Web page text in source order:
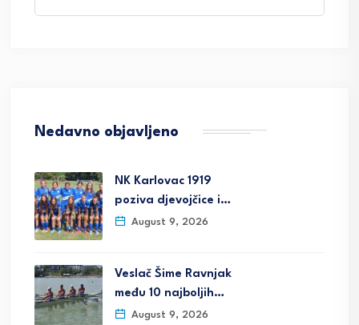
Nedavno objavljeno
NK Karlovac 1919
poziva djevojčice i…
August 9, 2026
Veslač Šime Ravnjak
među 10 najboljih…
August 9, 2026